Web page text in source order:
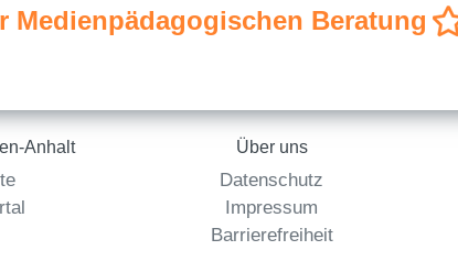
Medienpädagogischen Beratung
Anhalt Über uns
Datenschutz
Impressum
Barrierefreiheit